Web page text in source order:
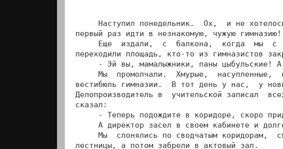
Наступил понедельник.  Ох,  и не
первый раз идти в незнакомую, чужую гимназию!
Еще  издали,  с  балкона,  когда  мы  с
переходили площадь, кто-то из гимназистов
- Эй вы, мамалыжники, паны цыбульские!
Мы  промолчали.  Хмурые,  насупленные,
вестибюль гимназии.  В тот день у нас,  у
Делопроизводитель в  учительской записал
сказал:
- Теперь подождите в коридоре, скоро
А директор засел в своем кабинете и
Мы  слонялись по сводчатым коридорам,
лестницы, а потом забрели в актовый зал.